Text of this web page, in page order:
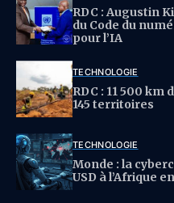
RDC : Augustin
du Code du
pour l’IA
TECHNOLOGIE
RDC : 11 500
145 territoires
TECHNOLOGIE
Monde : la
USD à l’Afrique